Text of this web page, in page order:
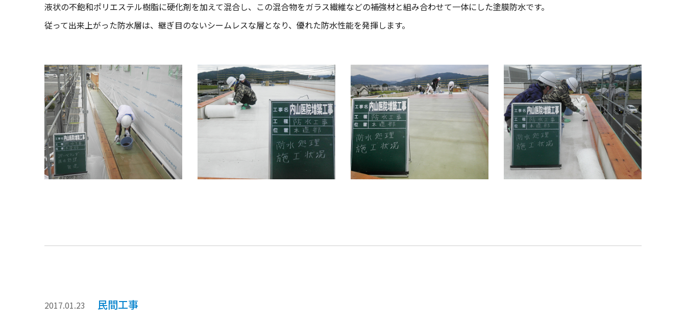
液状の不飽和ポリエステル樹脂に硬化剤を加えて混合し、この混合物をガラス繊維などの補強材と組み合わせて一体にした塗膜防水です。
従って出来上がった防水層は、継ぎ目のないシームレスな層となり、優れた防水性能を発揮します。
2017.01.23 民間工事